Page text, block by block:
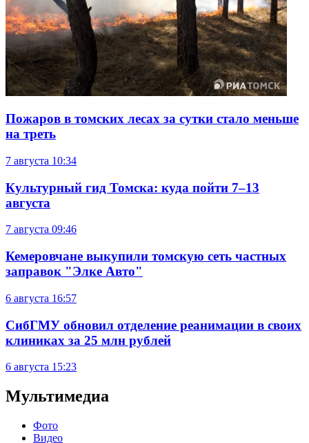
Пожаров в томских лесах за сутки стало меньше
на треть
7 августа 10:34
Культурный гид Томска: куда пойти 7–13
августа
7 августа 09:46
Кемеровчане выкупили томскую сеть частных
заправок "Элке Авто"
6 августа 16:57
СибГМУ обновил отделение реанимации в своих
клиниках за 25 млн рублей
6 августа 15:23
Мультимедиа
Фото
Видео